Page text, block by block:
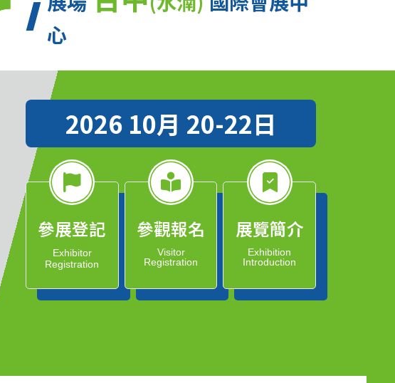
心
2026 10月 20-22日
參展登記
Exhibitor
Registration
參觀報名
Visitor
Registration
展覽簡介
Exhibition
Introduction